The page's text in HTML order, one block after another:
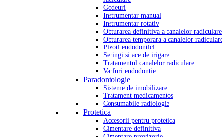
Godeuri
Instrumentar manual
Instrumentar rotativ
Obturarea definitiva a canalelor radiculare
Obturarea temporara a canalelor
Pivoti endodontici
Seringi si ace de irigare
Tratamentul canalelor radiculare
Varfuri endodontie
Paradontologie
Sisteme de imobilizare
Tratament medicamentos
Consumabile radiologie
Protetica
Accesorii pentru protetica
Cimentare definitiva